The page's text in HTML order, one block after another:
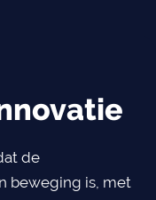
de
beweging is, met